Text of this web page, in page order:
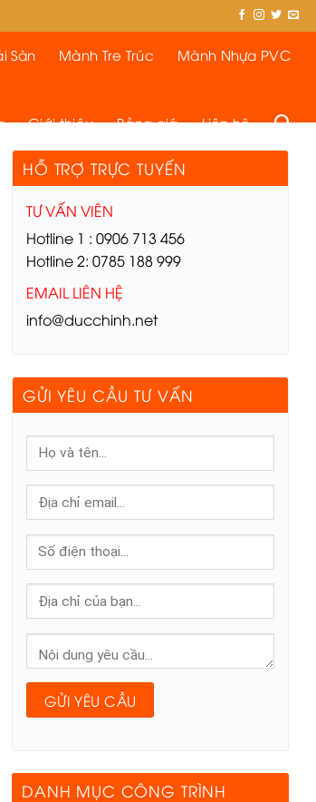
Sàn Mành Tre Trúc Mành Nhựa PVC
Giới thiệu Bảng giá Liên hệ
HỖ TRỢ TRỰC TUYẾN
TƯ VẤN VIÊN
Hotline 1 : 0906 713 456
Hotline 2: 0785 188 999
EMAIL LIÊN HỆ
info@ducchinh.net
GỬI YÊU CẦU TƯ VẤN
DANH MỤC CÔNG TRÌNH